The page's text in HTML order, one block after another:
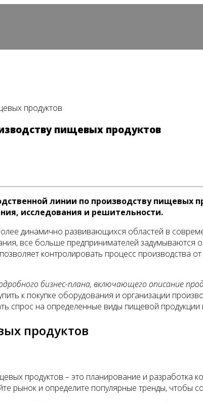
продуктов
пищевых продуктов
линии по производству пищевых
исследования и решительности.
динамично развивающихся областей в
все больше предпринимателей
контролировать процесс производства
бизнес-плана, включающего описание
к покупке оборудования и организации
спрос на определенные виды пищевой
продуктов
продуктов – это планирование и разработка
рынок и определите популярные тренды, чтобы